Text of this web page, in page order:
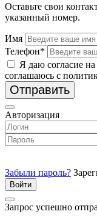
Оставьте свои
указанный номер.
Имя
Телефон*
Я даю согласие
соглашаюсь с
Отправить
Авторизация
Забыли пароль?
Запрос успешно